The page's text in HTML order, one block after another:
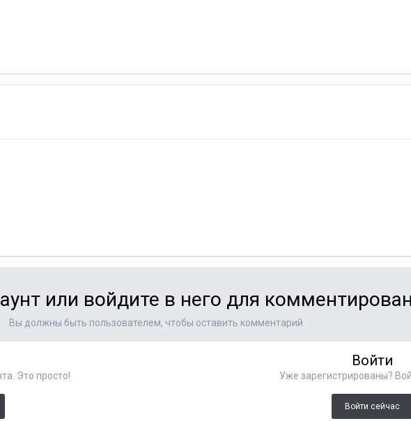
или войдите в него для
Вы должны быть пользователем, чтобы оставить комментарий
Это просто!
Войти
Уже зарегистрированы?
Войти сейчас